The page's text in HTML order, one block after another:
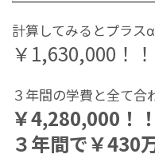
計算してみるとプラス
￥1,630,000！！
３年間の学費と全て合
￥4,280,000！！
３年間で￥430